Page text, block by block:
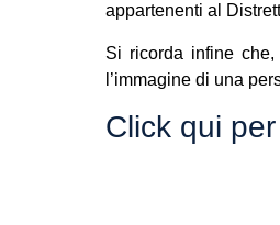
appartenenti al
Si ricorda infine
l’immagine di una
Click qui